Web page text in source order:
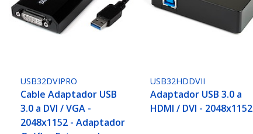
USB32DVIPRO
Cable Adaptador USB
3.0 a DVI / VGA -
2048x1152 - Adaptador
USB32HDDVII
Adaptador USB 3.0 a
HDMI / DVI - 2048x1152